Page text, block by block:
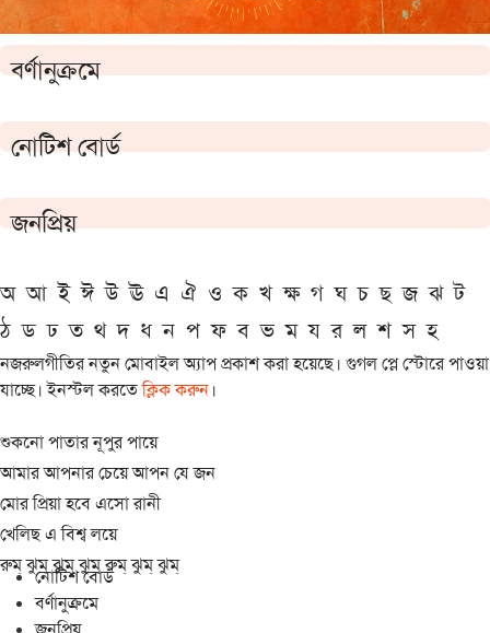
বর্ণানুক্রমে
নোটিশ বোর্ড
জনপ্রিয়
অ আ ই ঈ উ ঊ এ ঐ ও ক খ ক্ষ গ ঘ চ ছ জ ঝ ট
ঠ ড ঢ ত থ দ ধ ন প ফ ব ভ ম য র ল শ স হ
নজরুলগীতির নতুন মোবাইল অ্যাপ প্রকাশ করা হয়েছে। গুগল প্লে স্টোরে পাওয়া
যাচ্ছে। ইনস্টল করতেক্লিক করুন।
শুকনো পাতার নূপুর পায়ে
আমার আপনার চেয়ে আপন যে জন
মোর প্রিয়া হবে এসো রানী
খেলিছ এ বিশ্ব লয়ে
রুম্ ঝুম্ ঝুম্ ঝুম্ রুম্ ঝুম্ ঝুম্
নোটিশ বোর্ড
বর্ণানুক্রমে